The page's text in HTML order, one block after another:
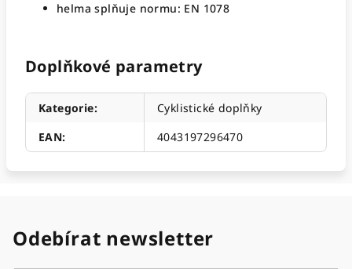
helma splňuje normu: EN 1078
Doplňkové parametry
Kategorie:
Cyklistické doplňky
EAN: 4043197296470
Odebírat newsletter